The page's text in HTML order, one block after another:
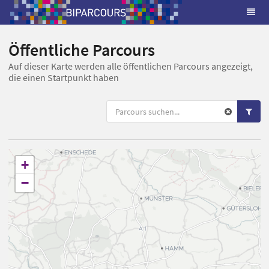
Öffentliche Parcours
Auf dieser Karte werden alle öffentlichen Parcours angezeigt,
die einen Startpunkt haben
+
−